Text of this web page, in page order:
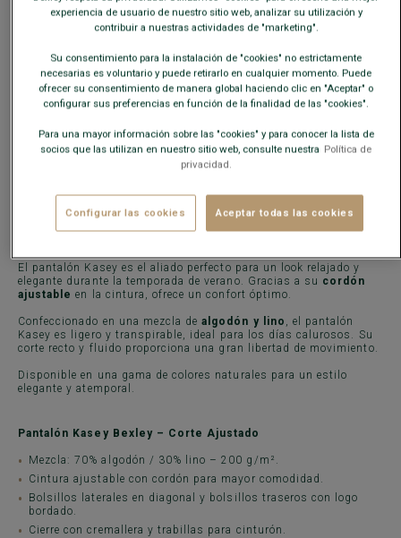
+ AÑADIR A LA CESTA
Devoluciones gratuitas durante 30 días.
CARACTERÍSTICAS MATERIAL Y FABRICACIÓN
El pantalón Kasey es el aliado perfecto para un look relajado y
elegante durante la temporada de verano. Gracias a su cordón
ajustable en la cintura, ofrece un confort óptimo.
Confeccionado en una mezcla dealgodón y lino
, el pantalón
Kasey es ligero y transpirable, ideal para los días calurosos. Su
corte recto y fluido proporciona una gran libertad de movimiento.
Disponible en una gama de colores naturales para un estilo
elegante y atemporal.
Pantalón Kasey Bexley – Corte Ajustado
Mezcla: 70% algodón / 30% lino – 200 g/m².
Cintura ajustable con cordón para mayor comodidad.
Bolsillos laterales en diagonal y bolsillos traseros con logo
bordado.
Cierre con cremallera y trabillas para cinturón.
experiencia de usuario de nuestro sitio web, analizar su utilización y
contribuir a nuestras actividades de "marketing".
Su consentimiento para la instalación de "cookies" no estrictamente
necesarias es voluntario y puede retirarlo en cualquier momento. Puede
ofrecer su consentimiento de manera global haciendo clic en "Aceptar" o
configurar sus preferencias en función de la finalidad de las "cookies".
Para una mayor información sobre las "cookies" y para conocer la lista de
socios que las utilizan en nuestro sitio web, consulte nuestra Política de
privacidad.
Configurar las cookies Aceptar todas las cookies